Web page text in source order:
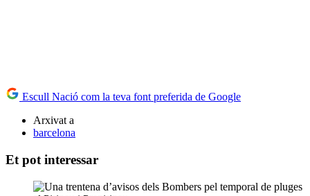
Escull Nació com la teva font preferida de Google
Arxivat a
barcelona
Et pot interessar